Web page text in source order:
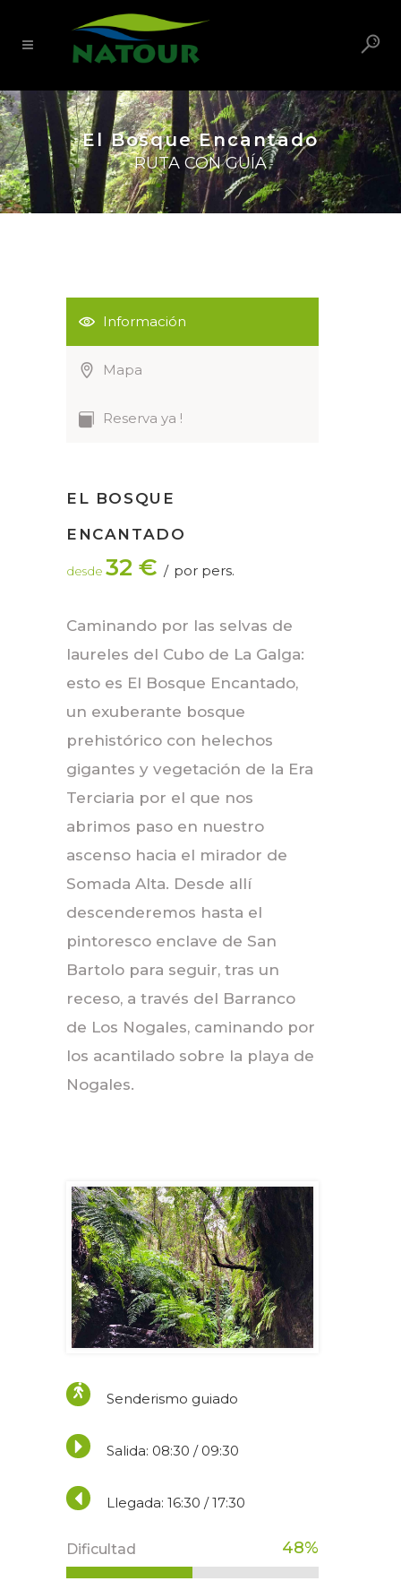
El Bosque Encantado
RUTA CON GUÍA
Información
Mapa
Reserva ya !
EL BOSQUE
ENCANTADO
desde 32 € por pers.
Caminando por las selvas de
laureles del Cubo de La Galga:
esto es El Bosque Encantado,
un exuberante bosque
prehistórico con helechos
gigantes y vegetación de la Era
Terciaria por el que nos
abrimos paso en nuestro
ascenso hacia el mirador de
Somada Alta. Desde allí
descenderemos hasta el
pintoresco enclave de San
Bartolo para seguir, tras un
receso, a través del Barranco
de Los Nogales, caminando por
los acantilado sobre la playa de
Nogales.
Senderismo guiado
Salida: 08:30 / 09:30
Llegada: 16:30 / 17:30
Dificultad 50%